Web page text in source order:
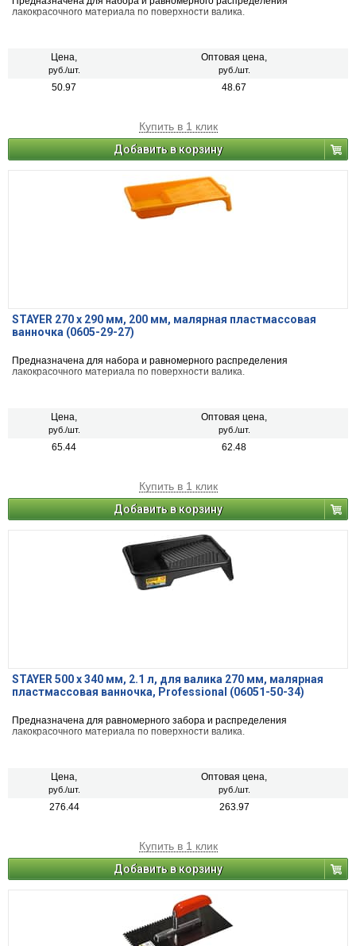
лакокрасочного материала по поверхности валика.
Цена,
руб./шт.
Оптовая цена,
руб./шт.
50.97 48.67
Купить в 1 клик
Добавить в корзину
STAYER 270 х 290 мм, 200 мм, малярная пластмассовая
ванночка (0605-29-27)
Предназначена для набора и равномерного распределения
лакокрасочного материала по поверхности валика.
Цена,
руб./шт.
Оптовая цена,
руб./шт.
65.44 62.48
Купить в 1 клик
Добавить в корзину
STAYER 500 х 340 мм, 2.1 л, для валика 270 мм, малярная
пластмассовая ванночка, Professional (06051-50-34)
Предназначена для равномерного забора и распределения
лакокрасочного материала по поверхности валика.
Цена,
руб./шт.
Оптовая цена,
руб./шт.
276.44 263.97
Купить в 1 клик
Добавить в корзину